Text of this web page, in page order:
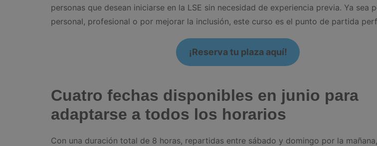
personas que desean iniciarse en la LSE sin necesidad de experiencia previa. Ya sea
personal, profesional o por mejorar la inclusión, este curso es el punto de partida
¡Reserva tu plaza aquí!
Cuatro fechas disponibles en junio para
adaptarse a todos los horarios
Con una duración total de 8 horas, repartidas entre sábado y domingo por la